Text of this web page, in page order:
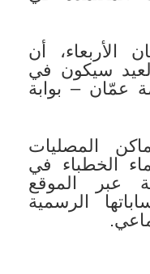
الأربعاء، أن
سيكون في
عمّان – بوابة
المصليات
الخطباء في
عبر الموقع
الرسمية